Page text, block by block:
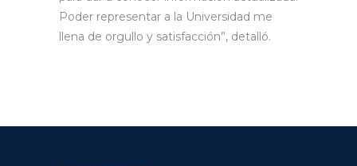
Poder representar a la Universidad me
llena de orgullo y satisfacción”, detalló.